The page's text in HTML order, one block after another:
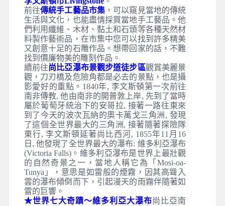
前往傳統手工藝品市集 ，可以窺見當地的傳統
生活與文化，也能盡情採買當地手工藝品。他
們利用纖維、木材、黏土和石頭等各種天然材
料製作藝術品，在市集中您可以找到許多精美
又創意十足的石雕作品。想帶回家的話，不難
找到價廉物美的雕刻作品。
續前往尚比亞瀑布景觀步道徒步區觀賞美麗景
觀，刀刃橋及危險角都是必去的景點，也是攝
影愛好的重點。1840年, 李文斯頓第一次前往
南非傳教, 他由南非的開普敦上岸, 先到了當時
屬於葡萄牙統治下的安哥拉, 接著一路往東來
到了今天的波次瓦納的奧卡萬戈三角洲, 發現
了這個全世界最大的三角洲, 接著隨著探險隊
東行, 李文斯頓延著尚比西河, 1855年11月16
日, 他發現了全世界最大的瀑布: 維多利亞瀑布
(Victoria Falls)。維多利亞瀑布是世界上最壯觀
的自然奇景之一，當地人稱它為「Mosi-oa-
Tunya」，意思是如雷般的煙霧，因其高聳入
雲的瀑布傾倒而下，引起漫天的雨霧伴隨著如
雷的巨響。
★世界七大奇蹟～維多利亞大瀑布尚比亞南